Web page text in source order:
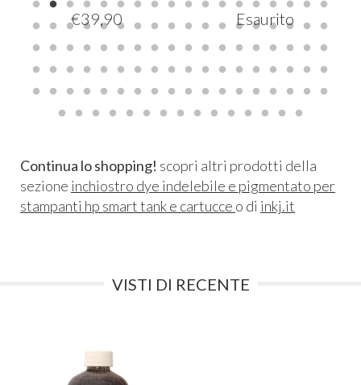
€39,90 Esaurito
Continua lo shopping! scopri altri prodotti della
sezione inchiostro dye indelebile e pigmentato per
stampanti hp smart tank e cartucce o di inkj.it
VISTI DI RECENTE